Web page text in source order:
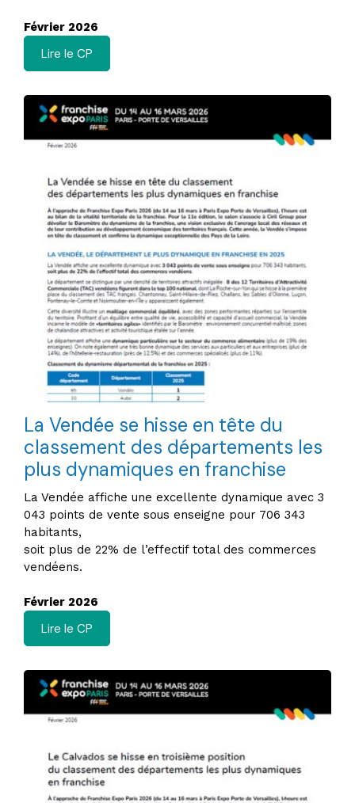
Février 2026
Lire le CP
La Vendée se hisse en tête du
classement des départements les
plus dynamiques en franchise
La Vendée affiche une excellente dynamique avec 3
043 points de vente sous enseigne pour 706 343
habitants,
soit plus de 22% de l’effectif total des commerces
vendéens.
Février 2026
Lire le CP